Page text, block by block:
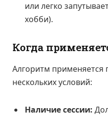
или легко
хобби).
Когда
Алгоритм
нескольких условий:
Наличие сессии: